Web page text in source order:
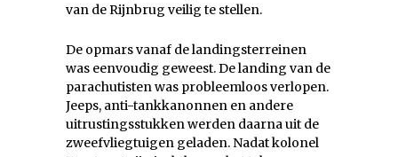
van de Rijnbrug veilig te stellen.
De opmars vanaf de landingsterreinen
was eenvoudig geweest. De landing van de
parachutisten was probleemloos verlopen.
Jeeps, anti-tankkanonnen en andere
uitrustingsstukken werden daarna uit de
zweefvliegtuigen geladen. Nadat kolonel